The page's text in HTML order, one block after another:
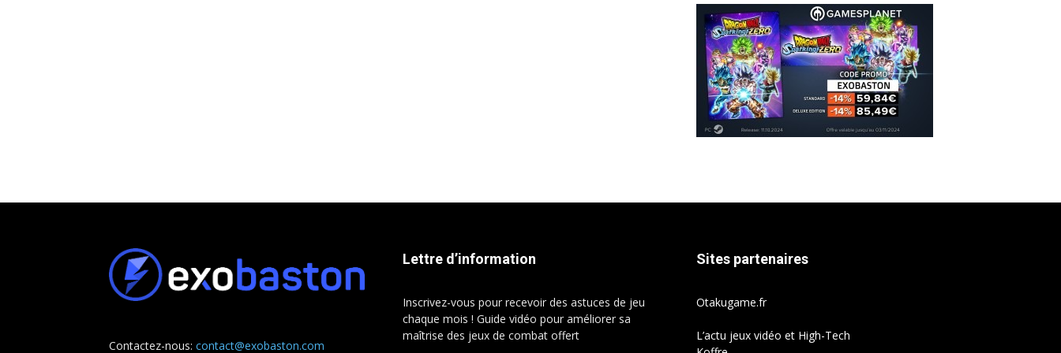
Contactez-nous: contact@exobaston.com
Lettre d’information
Inscrivez-vous pour recevoir des astuces de jeu
chaque mois ! Guide vidéo pour améliorer sa
maîtrise des jeux de combat offert
Sites partenaires
Otakugame.fr
L’actu jeux vidéo et High-Tech